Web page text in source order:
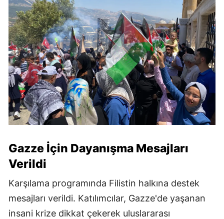
Gazze İçin Dayanışma Mesajları
Verildi
Karşılama programında Filistin halkına destek
mesajları verildi. Katılımcılar, Gazze'de yaşanan
insani krize dikkat çekerek uluslararası